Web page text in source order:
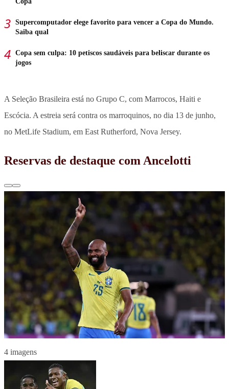
Supercomputador elege favorito para vencer a Copa do Mundo.
Saiba qual
Copa sem culpa: 10 petiscos saudáveis para beliscar durante os
jogos
A Seleção Brasileira está no Grupo C, com Marrocos, Haiti e
Escócia. A estreia será contra os marroquinos, no dia 13 de junho,
no MetLife Stadium, em East Rutherford, Nova Jersey.
Reservas de destaque com Ancelotti
4 imagens